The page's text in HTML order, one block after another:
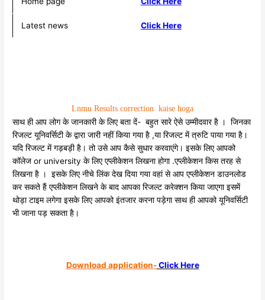
Latest news Click Here
Lnmu Results correction kaise hoga
साथ ही आप लोग के जानकारी के लिए बता दें- बहुत सारे ऐसे उम्मीदवार है । जिनका
रिजल्ट यूनिवर्सिटी के द्वारा जारी नहीं किया गया है ,या रिजल्ट में त्रुटि पाया गया है।
यदि रिजल्ट में गड़बड़ी है। तो उसे आप कैसे सुधार करवाएंगे। इसके लिए आपको
कॉलेज or university के लिए एप्लीकेशन लिखना होगा .एप्लीकेशन किस तरह से
लिखना है । इसके लिए नीचे लिंक देख दिया गया वहां से आप एप्लीकेशन डाउनलोड
कर सकते हैं एप्लीकेशन लिखने के बाद आपका रिजल्ट करेक्शन किया जाएगा इसमें
थोड़ा टाइम लगेगा इसके लिए आपको इंतजार करना पड़ेगा साथ ही आपको यूनिवर्सिटी
भी जाना पड़ सकता है।
Download application-Click Here